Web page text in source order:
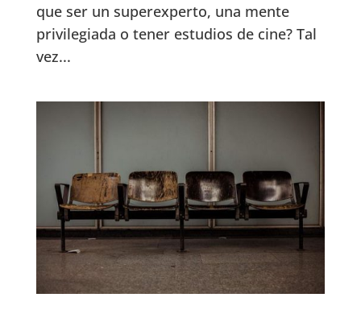
que ser un superexperto, una mente
privilegiada o tener estudios de cine? Tal
vez...